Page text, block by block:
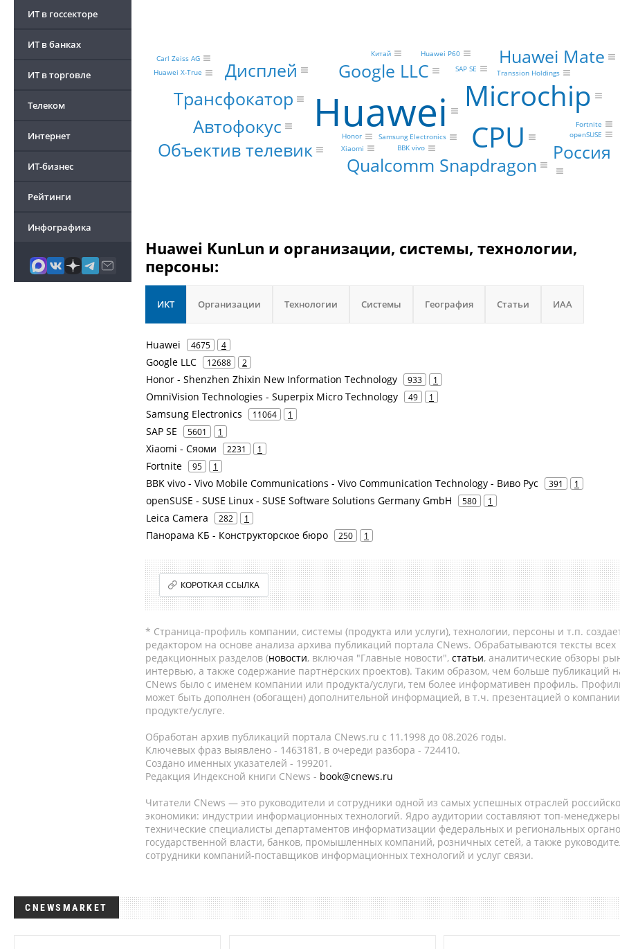
ИТ в госсекторе
ИТ в банках
ИТ в торговле
Телеком
Интернет
ИТ-бизнес
Рейтинги
Инфографика
Huawei CPU
Microchip
Google LLC
Дисплей
Трансфокатор
Автофокус
Объектив телевик
Qualcomm Snapdragon
Huawei Mate
Россия
Honor Samsung Electronics
SAP SE
Xiaomi
Fortnite
BBK vivo
openSUSE
Carl Zeiss AG
Transsion Holdings
Huawei P60
Huawei X-True
Китай
Huawei KunLun и организации, системы, технологии,
персоны:
ИКТ Организации Технологии Системы География Статьи ИАА
Huawei 4675 4
Google LLC 12688 2
Honor - Shenzhen Zhixin New Information Technology 933 1
OmniVision Technologies - Superpix Micro Technology 49 1
Samsung Electronics 11064 1
SAP SE 5601 1
Xiaomi - Сяоми 2231 1
Fortnite 95 1
BBK vivo - Vivo Mobile Communications - Vivo Communication Technology - Виво Рус 391 1
openSUSE - SUSE Linux - SUSE Software Solutions Germany GmbH 580 1
Leica Camera 282 1
Панорама КБ - Конструкторское бюро 250 1
КОРОТКАЯ ССЫЛКА
* Страница-профиль компании, системы (продукта или услуги), технологии, персоны и т.п.
редактором на основе анализа архива публикаций портала CNews. Обрабатываются тексты всех
редакционных разделов (новости, включая "Главные новости", статьи, аналитические обзоры
интервью, а также содержание партнёрских проектов). Таким образом, чем больше публикаций
CNews было с именем компании или продукта/услуги, тем более информативен профиль.
может быть дополнен (обогащен) дополнительной информацией, в т.ч. презентацией о
продукте/услуге.
Обработан архив публикаций портала CNews.ru c 11.1998 до 08.2026 годы.
Ключевых фраз выявлено - 1463181, в очереди разбора - 724410.
Создано именных указателей - 199201.
Редакция Индексной книги CNews - book@cnews.ru
Читатели CNews — это руководители и сотрудники одной из самых успешных отраслей
экономики: индустрии информационных технологий. Ядро аудитории составляют топ-
технические специалисты департаментов информатизации федеральных и региональных
государственной власти, банков, промышленных компаний, розничных сетей, а также
сотрудники компаний-поставщиков информационных технологий и услуг связи.
CNEWSMARKET